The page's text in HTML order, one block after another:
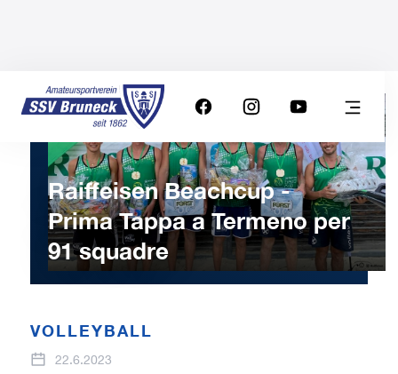
Raiffeisen Beachcup -
Prima Tappa a Termeno per
91 squadre
VOLLEYBALL
22.6.2023